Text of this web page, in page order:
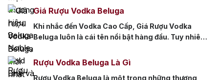
phẩm Vodka Beluga Allure, Gold và Noble là
những phiên bản đặc biệt của Beluga, mỗi dòng
mang đến một trải nghiệm riêng biệt, phù […]
Giá Rượu Vodka Beluga
Khi nhắc đến Vodka Cao Cấp, Giá Rượu Vodka
Beluga luôn là cái tên nổi bật hàng đầu. Tuy nhiên,
Gold Line, Allure,… và nhiều mức dung tích khác
nhau, người tiêu dùng thường gặp khó khăn trong
Rượu Vodka Beluga Là Gì
Rượu Vodka Beluga là một trong những thương